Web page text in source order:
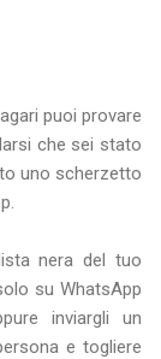
puoi provare
che sei stato
uno scherzetto
nera del tuo
su WhatsApp
inviargli un
e togliere